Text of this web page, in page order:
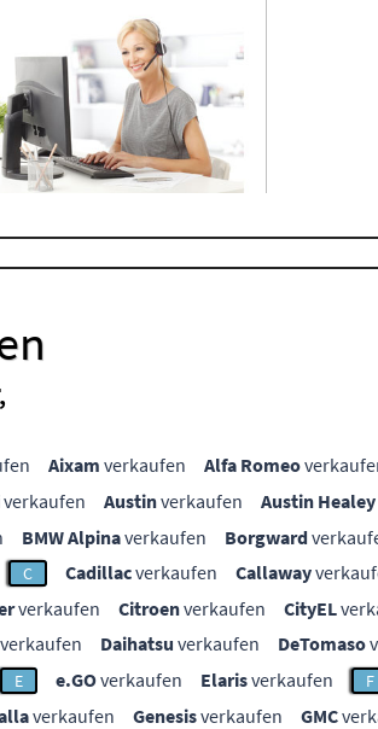
Aixam verkaufen Alfa Romeo
verkaufen Austinverkaufen Austin Healey
BMW Alpinaverkaufen Borgward
C Cadillacverkaufen Callaway
verkaufen Citroenverkaufen CityEL
verkaufen Daihatsu verkaufen DeTomaso
E e.GOverkaufen Elarisverkaufen F
verkaufen Genesisverkaufen GMC